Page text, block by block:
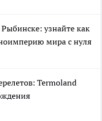
узнайте как
мира с нуля
Termoland